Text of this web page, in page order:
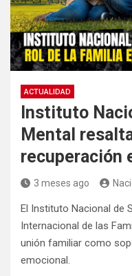
ACTUALIDAD
Instituto
Mental
recuperación
3 meses ago
El Instituto Nacional de
Internacional de las
unión familiar como
emocional.